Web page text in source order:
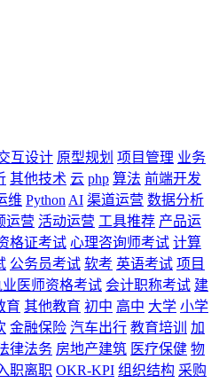
互设计 原型规划 项目管理 业务
其他技术 云 php 算法 前端开发
维 Python AI 渠道运营 数据分析
运营 活动运营 工具推荐 产品运
格证考试 心理咨询师考试 计算
公务员考试 软考 英语考试 项目
业医师资格考试 会计职称考试 建
育 其他教育 初中 高中 大学 小学
金融保险 汽车出行 教育培训
加
律法务 房地产建筑 医疗保健 物
职离职 OKR-KPI 组织结构 采购